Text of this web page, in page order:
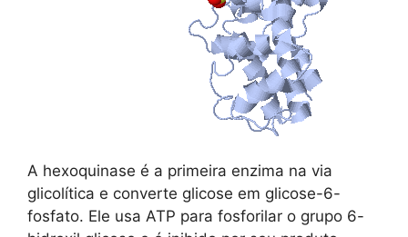
A hexoquinase é a primeira enzima na via
glicolítica e converte glicose em glicose-6-
fosfato. Ele usa ATP para fosforilar o grupo 6-